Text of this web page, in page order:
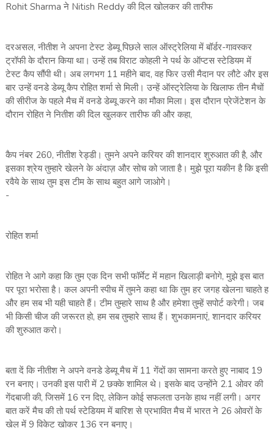
Rohit Sharma ने Nitish Reddy की दिल खोलकर की तारीफ
दरअसल, नीतीश ने अपना टेस्ट डेब्यू पिछले साल ऑस्ट्रेलिया में बॉर्डर-गावस्कर
ट्रॉफी के दौरान किया था। उन्हें तब विराट कोहली ने पर्थ के ऑप्टस स्टेडियम में
टेस्ट कैप सौंपी थी। अब लगभग 11 महीने बाद, वह फिर उसी मैदान पर लौटे और इस
बार उन्हें वनडे डेब्यू कैप रोहित शर्मा से मिली। उन्हें ऑस्ट्रेलिया के खिलाफ तीन मैचों
की सीरीज के पहले मैच में वनडे डेब्यू करने का मौका मिला। इस दौरान प्रेजेंटेशन के
दौरान रोहित ने नितीश की दिल खुलकर तारीफ की और कहा,
कैप नंबर 260, नीतीश रेड्डी। तुमने अपने करियर की शानदार शुरुआत की है, और
इसका श्रेय तुम्हारे खेलने के अंदाज़ और सोच को जाता है। मुझे पूरा यकीन है कि इसी
रवैये के साथ तुम इस टीम के साथ बहुत आगे जाओगे।
-
रोहित शर्मा
रोहित ने आगे कहा कि तुम एक दिन सभी फॉर्मेट में महान खिलाड़ी बनोगे, मुझे इस बात
पर पूरा भरोसा है। कल अपनी स्पीच में तुमने कहा था कि तुम हर जगह खेलना चाहते ह
और हम सब भी यही चाहते हैं। टीम तुम्हारे साथ है और हमेशा तुम्हें सपोर्ट करेगी। जब
भी किसी चीज की जरूरत हो, हम सब तुम्हारे साथ हैं। शुभकामनाएं, शानदार करियर
की शुरुआत करो।
बता दें कि नीतीश ने अपने वनडे डेब्यू मैच में 11 गेंदों का सामना करते हुए नाबाद 19
रन बनाए। उनकी इस पारी में 2 छक्के शामिल थे। इसके बाद उन्होंने 2.1 ओवर की
गेंदबाजी की, जिसमें 16 रन दिए, लेकिन कोई सफलता उनके हाथ नहीं लगी। अगर
बात करें मैच की तो पर्थ स्टेडियम में बारिश से प्रभावित मैच में भारत ने 26 ओवरों के
खेल में 9 विकेट खोकर 136 रन बनाए।